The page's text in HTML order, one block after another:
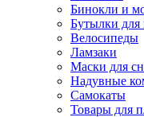
Бинокли и
Бутылки для
Велосипеды
Ламзаки
Маски для
Надувные
Самокаты
Товары для